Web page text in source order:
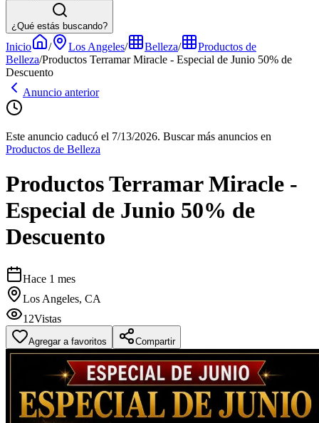
¿Qué estás buscando?
Inicio / Los Angeles/ Belleza/
Productos de
Belleza/Productos Terramar Miracle - Especial de Junio 50% de
Descuento
Anuncio anterior
Este anuncio caducó el 7/13/2026. Buscar más anuncios en
Productos de Belleza
Productos Terramar Miracle -
Especial de Junio 50% de
Descuento
Hace 1 mes
Los Angeles, CA
12Vistas
Agregar a favoritos Compartir